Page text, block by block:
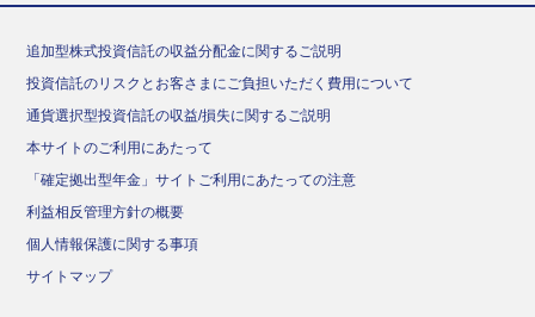
追加型株式投資信託の収益分配金に関するご説明
投資信託のリスクとお客さまにご負担いただく費用について
通貨選択型投資信託の収益/損失に関するご説明
本サイトのご利用にあたって
「確定拠出型年金」サイトご利用にあたっての注意
利益相反管理方針の概要
個人情報保護に関する事項
サイトマップ